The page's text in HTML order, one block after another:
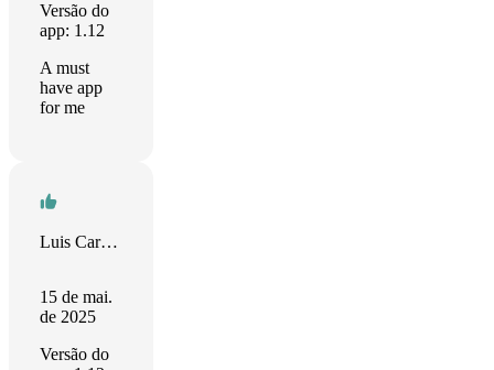
Versão do
app: 1.12
A must
have app
for me
Luis Caretta
15 de mai.
de 2025
Versão do